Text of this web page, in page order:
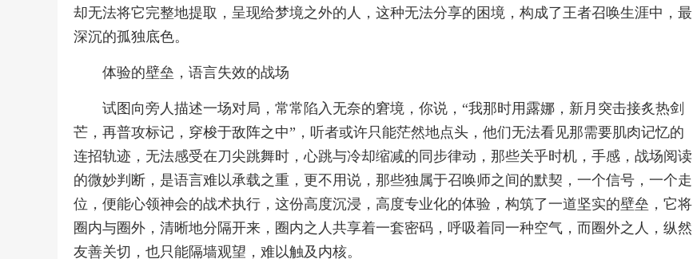
却无法将它完整地提取，呈现给梦境之外的人，这种无法分享的困境，构成了王者召唤生涯中，最
深沉的孤独底色。
体验的壁垒，语言失效的战场
试图向旁人描述一场对局，常常陷入无奈的窘境，你说，“我那时用露娜，新月突击接炙热剑
芒，再普攻标记，穿梭于敌阵之中”，听者或许只能茫然地点头，他们无法看见那需要肌肉记忆的
连招轨迹，无法感受在刀尖跳舞时，心跳与冷却缩减的同步律动，那些关乎时机，手感，战场阅读
的微妙判断，是语言难以承载之重，更不用说，那些独属于召唤师之间的默契，一个信号，一个走
位，便能心领神会的战术执行，这份高度沉浸，高度专业化的体验，构筑了一道坚实的壁垒，它将
圈内与圈外，清晰地分隔开来，圈内之人共享着一套密码，呼吸着同一种空气，而圈外之人，纵然
友善关切，也只能隔墙观望，难以触及内核。